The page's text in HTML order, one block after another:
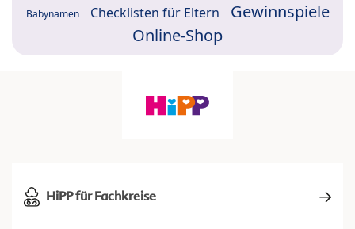
Babynamen Checklisten für Eltern
Gewinnspiele
Online-Shop
HiPP für Fachkreise